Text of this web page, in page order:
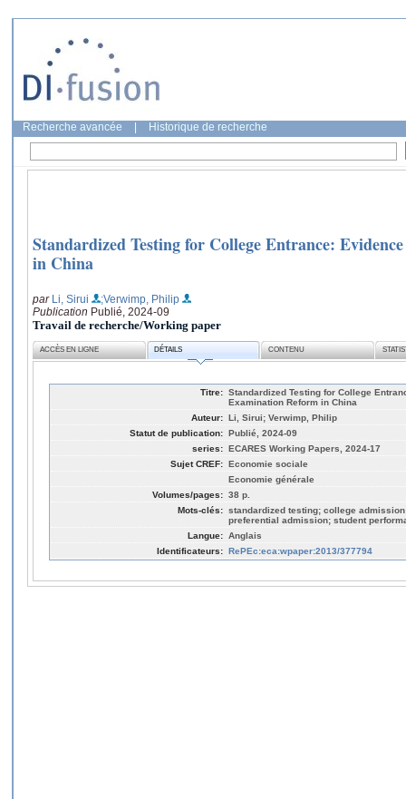
Recherche avancée Historique de recherche
Standardized Testing for College Entrance:
in China
par Li, Sirui
;Verwimp, Philip
Publication Publié, 2024-09
Travail de recherche/Working paper
ACCÈS EN LIGNE DÉTAILS CONTENU
Titre: Standardized Testing for College
Examination Reform in China
Auteur: Li, Sirui; Verwimp, Philip
Statut de publication: Publié, 2024-09
series: ECARES Working Papers, 2024-17
Sujet CREF: Economie sociale
Economie générale
Volumes/pages: 38 p.
Mots-clés: standardized testing; college
preferential admission; student
Langue: Anglais
Identificateurs: RePEc:eca:wpaper:2013/377794